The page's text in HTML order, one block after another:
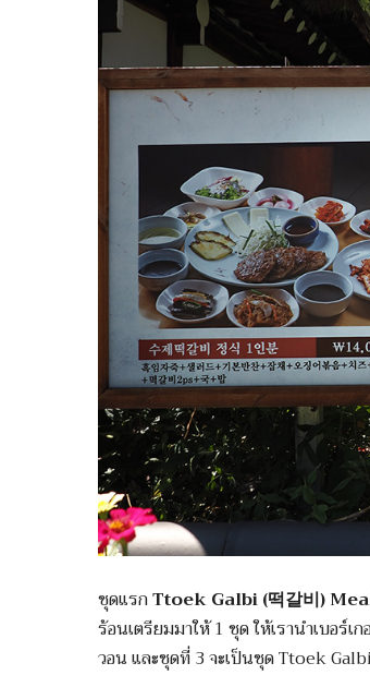
ชุดแรกTtoek Galbi (떡갈비)
ร้อนเตรียมมาให้ 1 ชุด ให้เรานำเบอร์
วอน และชุดที่ 3 จะเป็นชุด Ttoek